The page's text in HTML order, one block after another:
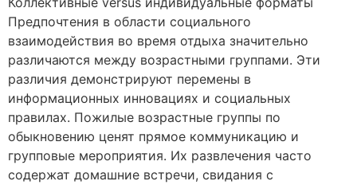
Предпочтения в области социального
взаимодействия во время отдыха значительно
различаются между возрастными группами. Эти
различия демонстрируют перемены в
информационных инновациях и социальных
правилах. Пожилые возрастные группы по
обыкновению ценят прямое коммуникацию и
групповые мероприятия. Их развлечения часто
содержат домашние встречи, свидания с